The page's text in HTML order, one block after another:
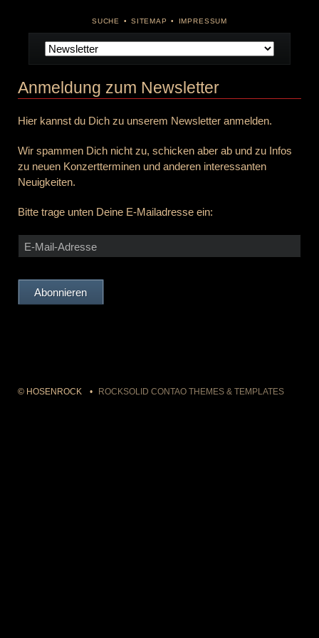
NAVIGATION
SUCHE SITEMAP IMPRESSUM
Navigation
überspringen
Anmeldung zum Newsletter
Hier kannst du Dich zu unserem Newsletter anmelden.
Wir spammen Dich nicht zu, schicken aber ab und zu Infos
zu neuen Konzertterminen und anderen interessanten
Neuigkeiten.
Bitte trage unten Deine E-Mailadresse ein:
E-
Mail-
Abonnieren
© HOSENROCK ROCKSOLID CONTAO THEMES & TEMPLATES